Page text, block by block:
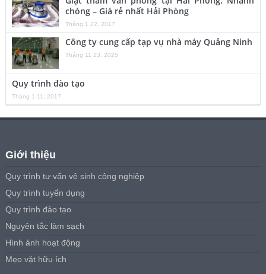
chóng – Giá rẻ nhất Hải Phòng
Tháng 1 22, 2017
Công ty cung cấp tạp vụ nhà máy Quảng Ninh
Tháng 11 23, 2025
Quy trình đào tạo
Tháng 1 11, 2017
Giới thiệu
Quy trình tư vấn vệ sinh công nghiệp
Quy trình tuyển dụng
Quy trình đào tạo
Nguyên tắc làm sạch
Hình ảnh hoạt động
Mẹo vặt hữu ích